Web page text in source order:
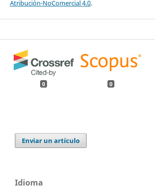
Atribución-NoComercial 4.0.
0 0
Enviar un artículo
Idioma